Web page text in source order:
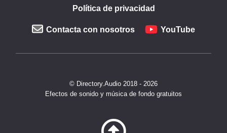
Política de privacidad
Contacta con nosotros YouTube
© Directory.Audio 2018 - 2026
Efectos de sonido y música de fondo gratuitos